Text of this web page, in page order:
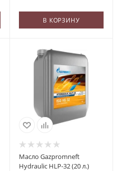
В КОРЗИНУ
Масло Gazpromneft
Hydraulic HLP-32 (20 л.)